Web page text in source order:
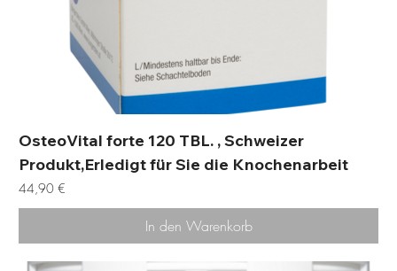
OsteoVital forte 120 TBL. , Schweizer
Produkt,Erledigt für Sie die Knochenarbeit
Preis
44,90 €
In den Warenkorb